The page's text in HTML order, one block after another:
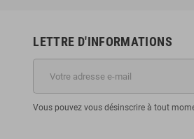
LETTRE D'INFORMATIONS
Vous pouvez vous désinscrire à tout